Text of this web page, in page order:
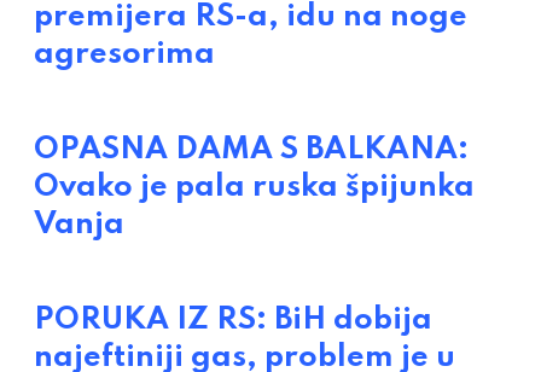
premijera RS-a, idu na noge
agresorima
OPASNA DAMA S BALKANA:
Ovako je pala ruska špijunka
Vanja
PORUKA IZ RS: BiH dobija
najeftiniji gas, problem je u